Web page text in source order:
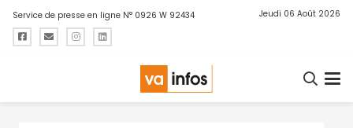
Service de presse en ligne N° 0926 W 92434 Jeudi 06 Août 2026